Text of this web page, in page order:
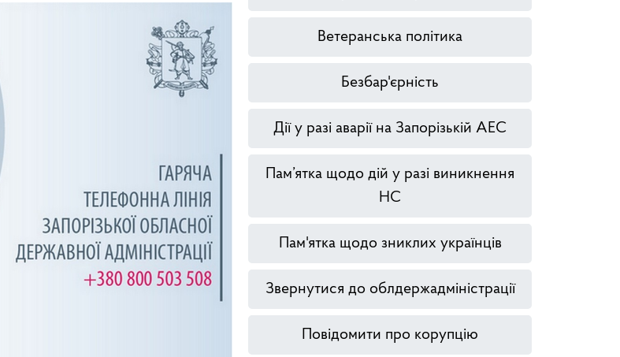
Ветеранська політика
Безбар'єрність
Дії у разі аварії на Запорізькій АЕС
Пам’ятка щодо дій у разі виникнення
НС
Пам'ятка щодо зниклих українців
Звернутися до облдержадміністрації
Повідомити про корупцію